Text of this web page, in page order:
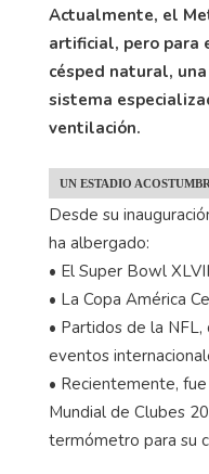
Actualmente, el
artificial, pero para
césped natural,
sistema
ventilación.
UN ESTADIO
Desde su
ha albergado:
• El Super Bowl
• La Copa América
• Partidos de la
eventos
• Recientemente,
Mundial de Clubes
termómetro para su